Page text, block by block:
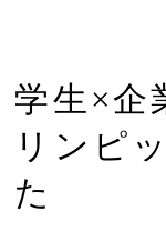
学生×企
リンピ
た